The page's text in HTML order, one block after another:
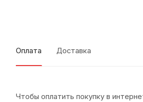
Оплата Доставка
Чтобы оплатить покупку в